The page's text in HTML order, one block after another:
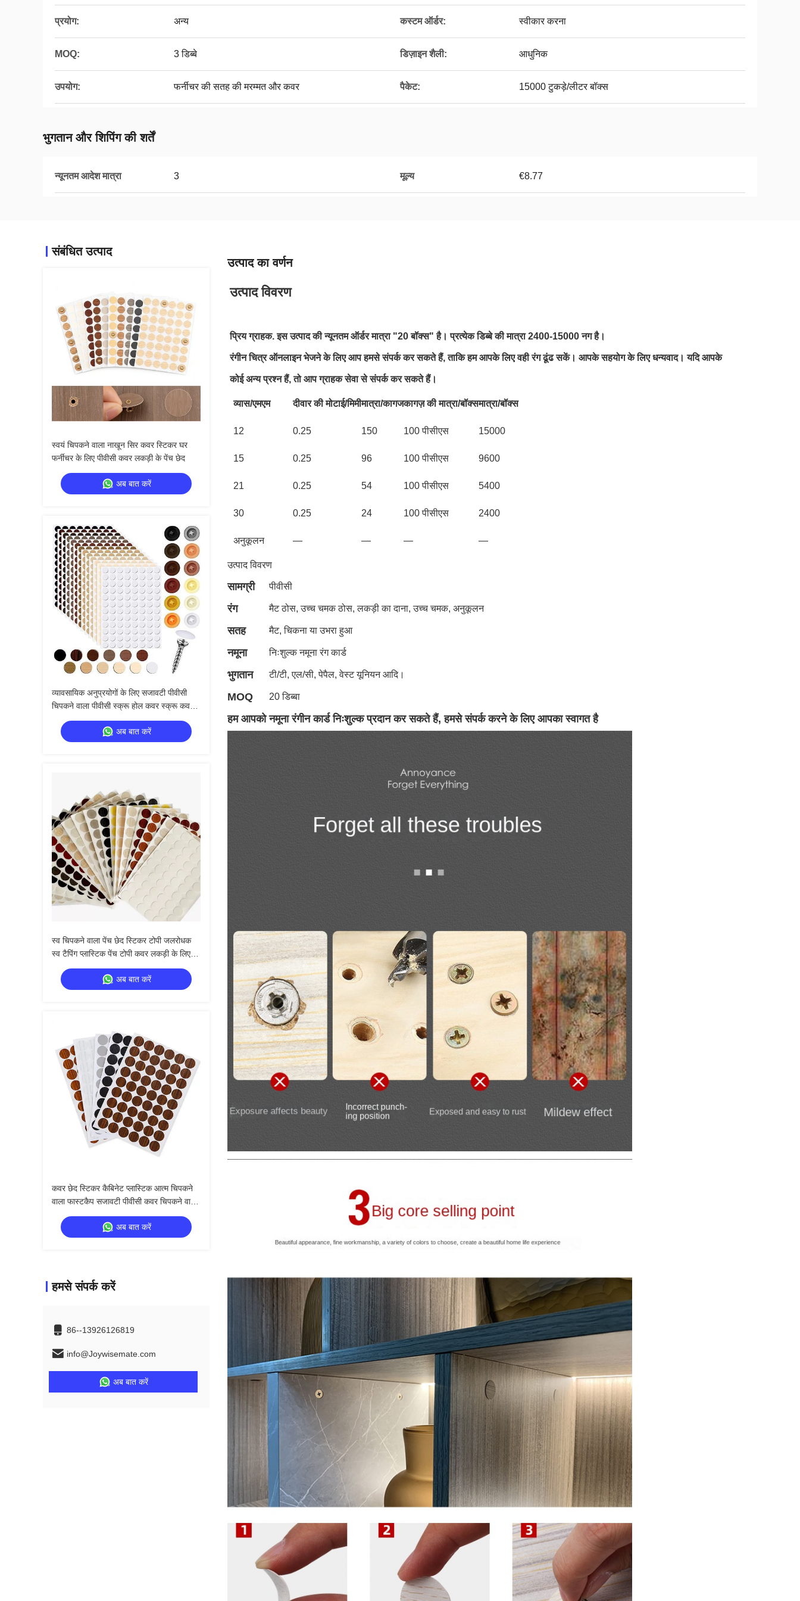
प्रयोग: अन्य कस्टम ऑर्डर: स्वीकार करना
MOQ: 3 डिब्बे डिज़ाइन शैली: आधुनिक
उपयोग: फर्नीचर की सतह की मरम्मत और कवर पैकेट: 15000 टुकड़े/लीटर बॉक्स
भुगतान और शिपिंग की शर्तें
न्यूनतम आदेश मात्रा 3 मूल्य €8.77
संबंधित उत्पाद
स्वयं चिपकने वाला नाखून सिर कवर स्टिकर घर
फर्नीचर के लिए पीवीसी कवर लकड़ी के पेंच छेद
अब बात करें
व्यावसायिक अनुप्रयोगों के लिए सजावटी पीवीसी
चिपकने वाला पीवीसी स्क्रू होल कवर स्क्रू कवर
स्टिकर
अब बात करें
स्व चिपकने वाला पेंच छेद स्टिकर टोपी जलरोधक
स्व टैपिंग प्लास्टिक पेंच टोपी कवर लकड़ी के लिए
पेंच दीवार केबिन
अब बात करें
कवर छेद स्टिकर कैबिनेट प्लास्टिक आत्म चिपकने
वाला फास्टकैप सजावटी पीवीसी कवर चिपकने वाला
पेंच कैप
अब बात करें
हमसे संपर्क करें
86--13926126819
info@Joywisemate.com
अब बात करें
उत्पाद का वर्णन
उत्पाद विवरण
प्रिय ग्राहक. इस उत्पाद की न्यूनतम ऑर्डर मात्रा "20 बॉक्स" है। प्रत्येक डिब्बे की मात्रा 2400-15000 नग है।
रंगीन चित्र ऑनलाइन भेजने के लिए आप हमसे संपर्क कर सकते हैं, ताकि हम आपके लिए वही रंग ढूंढ सकें। आपके सहयोग के लिए धन्यवाद। यदि आपके
कोई अन्य प्रश्न हैं, तो आप ग्राहक सेवा से संपर्क कर सकते हैं।
व्यास/एमएम दीवार की मोटाई/मिमीमात्रा/कागजकागज़ की मात्रा/बॉक्समात्रा/बॉक्स
12 0.25 150 100 पीसीएस 15000
15 0.25 96 100 पीसीएस 9600
21 0.25 54 100 पीसीएस 5400
30 0.25 24 100 पीसीएस 2400
अनुकूलन — — — —
उत्पाद विवरण
सामग्री पीवीसी
रंग मैट ठोस, उच्च चमक ठोस, लकड़ी का दाना, उच्च चमक, अनुकूलन
सतह मैट, चिकना या उभरा हुआ
नमूना निःशुल्क नमूना रंग कार्ड
भुगतान टी/टी, एल/सी, पेपैल, वेस्ट यूनियन आदि।
MOQ 20 डिब्बा
हम आपको नमूना रंगीन कार्ड निःशुल्क प्रदान कर सकते हैं, हमसे संपर्क करने के लिए आपका स्वागत है